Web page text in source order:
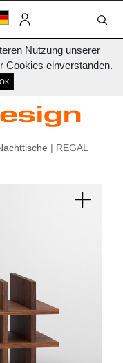
Nutzung unserer
Cookies einverstanden.
OK
| REGAL